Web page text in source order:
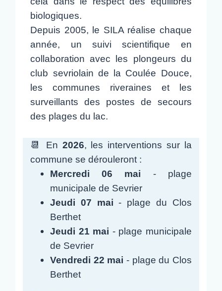
biologiques.
Depuis 2005, le SILA réalise chaque
année, un suivi scientifique en
collaboration avec les plongeurs du
club sevriolain de la Coulée Douce,
les communes riveraines et les
surveillants des postes de secours
des plages du lac.
📆 En 2026, les interventions sur la
commune se dérouleront :
Mercredi 06 mai - plage
municipale de Sevrier
Jeudi 07 mai - plage du Clos
Berthet
Jeudi 21 mai - plage municipale
de Sevrier
Vendredi 22 mai - plage du Clos
Berthet